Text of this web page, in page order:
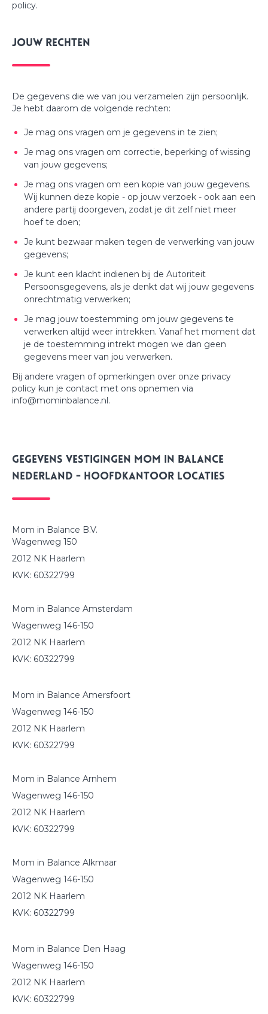
policy.
Jouw rechten
De gegevens die we van jou verzamelen zijn persoonlijk.
Je hebt daarom de volgende rechten:
Je mag ons vragen om je gegevens in te zien;
Je mag ons vragen om correctie, beperking of wissing
van jouw gegevens;
Je mag ons vragen om een kopie van jouw gegevens.
Wij kunnen deze kopie - op jouw verzoek - ook aan een
andere partij doorgeven, zodat je dit zelf niet meer
hoef te doen;
Je kunt bezwaar maken tegen de verwerking van jouw
gegevens;
Je kunt een klacht indienen bij de Autoriteit
Persoonsgegevens, als je denkt dat wij jouw gegevens
onrechtmatig verwerken;
Je mag jouw toestemming om jouw gegevens te
verwerken altijd weer intrekken. Vanaf het moment dat
je de toestemming intrekt mogen we dan geen
gegevens meer van jou verwerken.
Bij andere vragen of opmerkingen over onze privacy
policy kun je contact met ons opnemen via
info@mominbalance.nl.
Gegevens vestigingen Mom in Balance
Nederland - Hoofdkantoor locaties
Mom in Balance B.V.
Wagenweg 150
2012 NK Haarlem
KVK: 60322799
Mom in Balance Amsterdam
Wagenweg 146-150
2012 NK Haarlem
KVK: 60322799
Mom in Balance Amersfoort
Wagenweg 146-150
2012 NK Haarlem
KVK: 60322799
Mom in Balance Arnhem
Wagenweg 146-150
2012 NK Haarlem
KVK: 60322799
Mom in Balance Alkmaar
Wagenweg 146-150
2012 NK Haarlem
KVK: 60322799
Mom in Balance Den Haag
Wagenweg 146-150
2012 NK Haarlem
KVK: 60322799